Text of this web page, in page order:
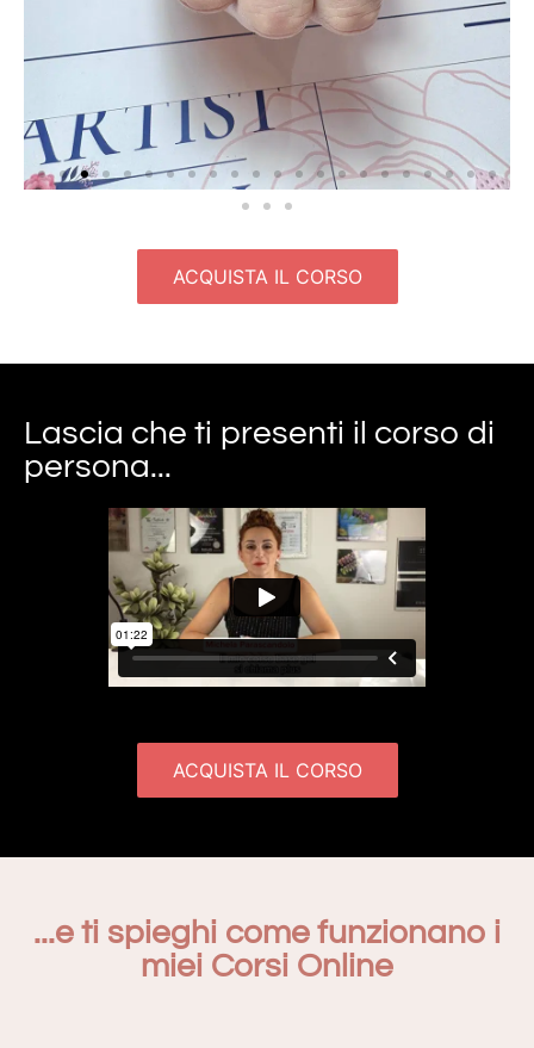
ACQUISTA IL CORSO
Lascia che ti presenti il corso di
persona...
ACQUISTA IL CORSO
...e ti spieghi come funzionano i
miei Corsi Online